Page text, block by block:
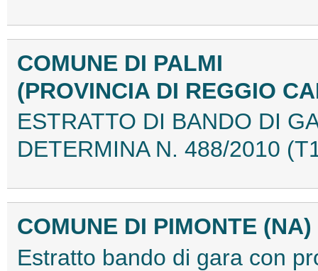
COMUNE DI PALMI
(PROVINCIA DI REGGIO
ESTRATTO DI BANDO DI
DETERMINA N. 488/2010
COMUNE DI PIMONTE (NA)
Estratto bando di gara con